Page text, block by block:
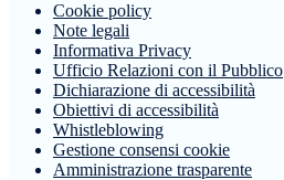
Cookie policy
Note legali
Informativa Privacy
Ufficio Relazioni con il Pubblico
Dichiarazione di accessibilità
Obiettivi di accessibilità
Whistleblowing
Gestione consensi cookie
Amministrazione trasparente